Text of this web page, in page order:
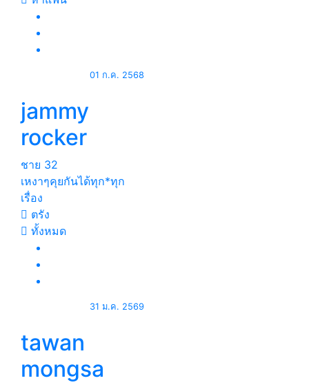
01 ก.ค. 2568
jammy
rocker
ชาย 32
เหงาๆคุยกันได้ทุก*ทุก
เรื่อง
ตรัง
ทั้งหมด
31 ม.ค. 2569
tawan
mongsa